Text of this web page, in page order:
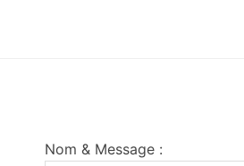
Nom & Message :